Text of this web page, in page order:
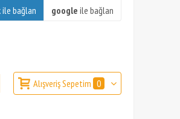
ile bağlan google ile bağlan
Alışveriş Sepetim 0